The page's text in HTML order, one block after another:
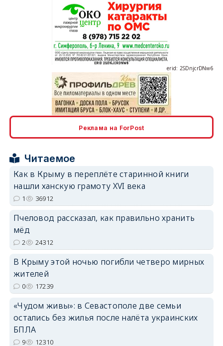
erid: 2SDnjcrDNw6
Реклама на ForPost
Читаемое
Как в Крыму в переплёте старинной книги
нашли ханскую грамоту XVI века
1 36912
Пчеловод рассказал, как правильно хранить
мёд
2 24312
В Крыму этой ночью погибли четверо мирных
жителей
0 17239
«Чудом живы»: в Севастополе две семьи
остались без жилья после налёта украинских
БПЛА
9 12310